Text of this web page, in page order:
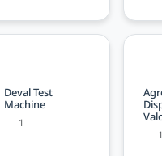
Deval Test
Machine
1
1